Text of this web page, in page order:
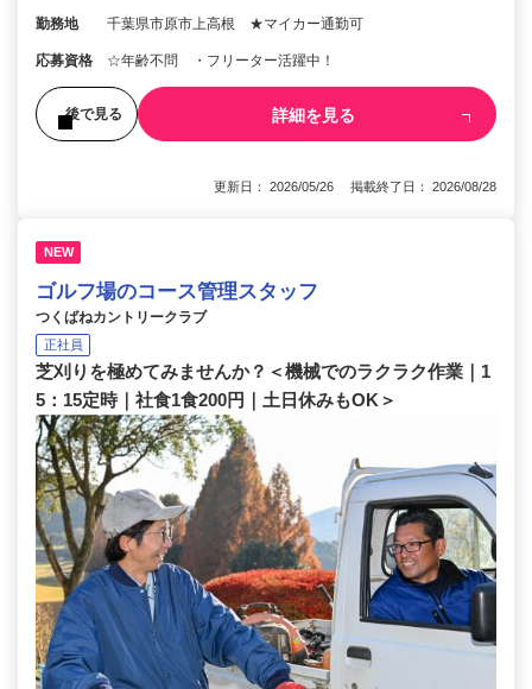
勤務地 千葉県市原市上高根 ★マイカー通勤可
応募資格 ☆年齢不問 ・フリーター活躍中！
後で見る 詳細を見る
更新日： 2026/05/26 掲載終了日： 2026/08/28
NEW
ゴルフ場のコース管理スタッフ
つくばねカントリークラブ
正社員
芝刈りを極めてみませんか？＜機械でのラクラク作業｜1
5：15定時｜社食1食200円｜土日休みもOK＞